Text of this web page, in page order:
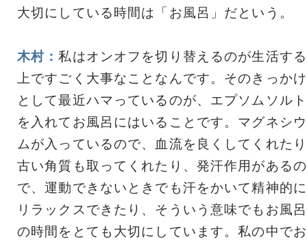
大切にしている時間は「お風呂」だという。
木村：私はオンオフを切り替えるのが生活する
上ですごく大事なことなんです。そのきっかけ
として最近ハマっているのが、エプソムソルト
を入れてお風呂にはいることです。マグネシウ
ムが入っているので、血流を良くしてくれたり
古い角質も取ってくれたり、発汗作用があるの
で、運動できないときでも汗をかいて精神的に
リラックスできたり、そういう意味でもお風呂
の時間をとても大切にしています。私の中でお